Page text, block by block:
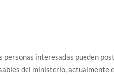
personas interesadas pueden
del ministerio, actualmente